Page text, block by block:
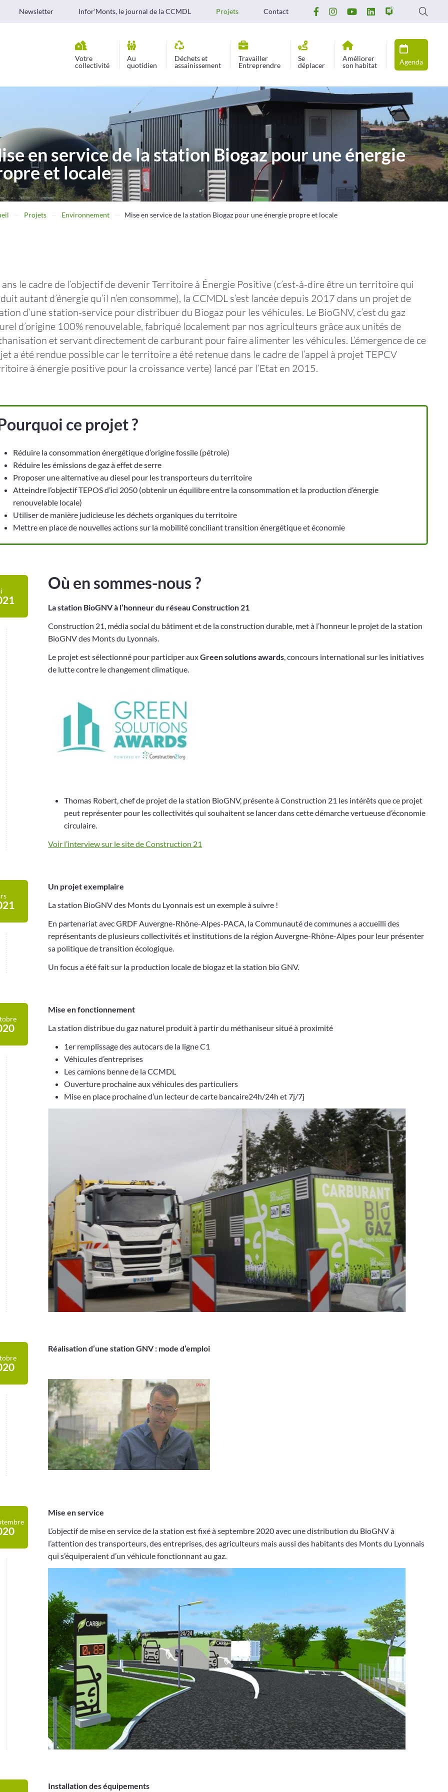
Newsletter Infor’Monts, le journal de la CCMDL Projets Contact
Votre
collectivité
Au
quotidien
Déchets et
assainissement
Travailler
Entreprendre
Se
déplacer
Améliorer
son habitat
Agenda
en service de la station Biogaz pour une énergie
et locale
Projets Environnement Mise en service de la station Biogaz pour une énergie propre et locale
ans le cadre de l’objectif de devenir Territoire à Énergie Positive (c’est-à-dire être un territoire qui
autant d’énergie qu’il n’en consomme), la CCMDL s’est lancée depuis 2017 dans un projet de
d’une station-service pour distribuer du Biogaz pour les véhicules. Le BioGNV, c’est du gaz
d’origine 100% renouvelable, fabriqué localement par nos agriculteurs grâce aux unités de
et servant directement de carburant pour faire alimenter les véhicules. L’émergence de ce
a été rendue possible car le territoire a été retenue dans le cadre de l’appel à projet TEPCV
à énergie positive pour la croissance verte) lancé par l’Etat en 2015.
ce projet ?
Réduire la consommation énergétique d’origine fossile (pétrole)
Réduire les émissions de gaz à effet de serre
Proposer une alternative au diesel pour les transporteurs du territoire
Atteindre l’objectif TEPOS d’ici 2050 (obtenir un équilibre entre la consommation et la production d’énergie
renouvelable locale)
Utiliser de manière judicieuse les déchets organiques du territoire
Mettre en place de nouvelles actions sur la mobilité conciliant transition énergétique et économie
Où en sommes-nous ?
La station BioGNV à l’honneur du réseau Construction 21
Construction 21, média social du bâtiment et de la construction durable, met à l’honneur le projet de la station
BioGNV des Monts du Lyonnais.
Le projet est sélectionné pour participer auxGreen solutions awards , concours international sur les initiatives
de lutte contre le changement climatique.
Thomas Robert, chef de projet de la station BioGNV, présente à Construction 21 les intérêts que ce projet
peut représenter pour les collectivités qui souhaitent se lancer dans cette démarche vertueuse d’économie
circulaire.
Voir l’interview sur le site de Construction 21
Un projet exemplaire
La station BioGNV des Monts du Lyonnais est un exemple à suivre !
En partenariat avec GRDF Auvergne-Rhône-Alpes-PACA, la Communauté de communes a accueilli des
représentants de plusieurs collectivités et institutions de la région Auvergne-Rhône-Alpes pour leur présenter
sa politique de transition écologique.
Un focus a été fait sur la production locale de biogaz et la station bio GNV.
Mise en fonctionnement
La station distribue du gaz naturel produit à partir du méthaniseur situé à proximité
1er remplissage des autocars de la ligne C1
Véhicules d’entreprises
Les camions benne de la CCMDL
Ouverture prochaine aux véhicules des particuliers
Mise en place prochaine d’un lecteur de carte bancaire24h/24h et 7j/7j
Réalisation d’une station GNV : mode d’emploi
Mise en service
L’objectif de mise en service de la station est fixé à septembre 2020 avec une distribution du BioGNV à
l’attention des transporteurs, des entreprises, des agriculteurs mais aussi des habitants des Monts du Lyonnais
qui s’équiperaient d’un véhicule fonctionnant au gaz.
Installation des équipements